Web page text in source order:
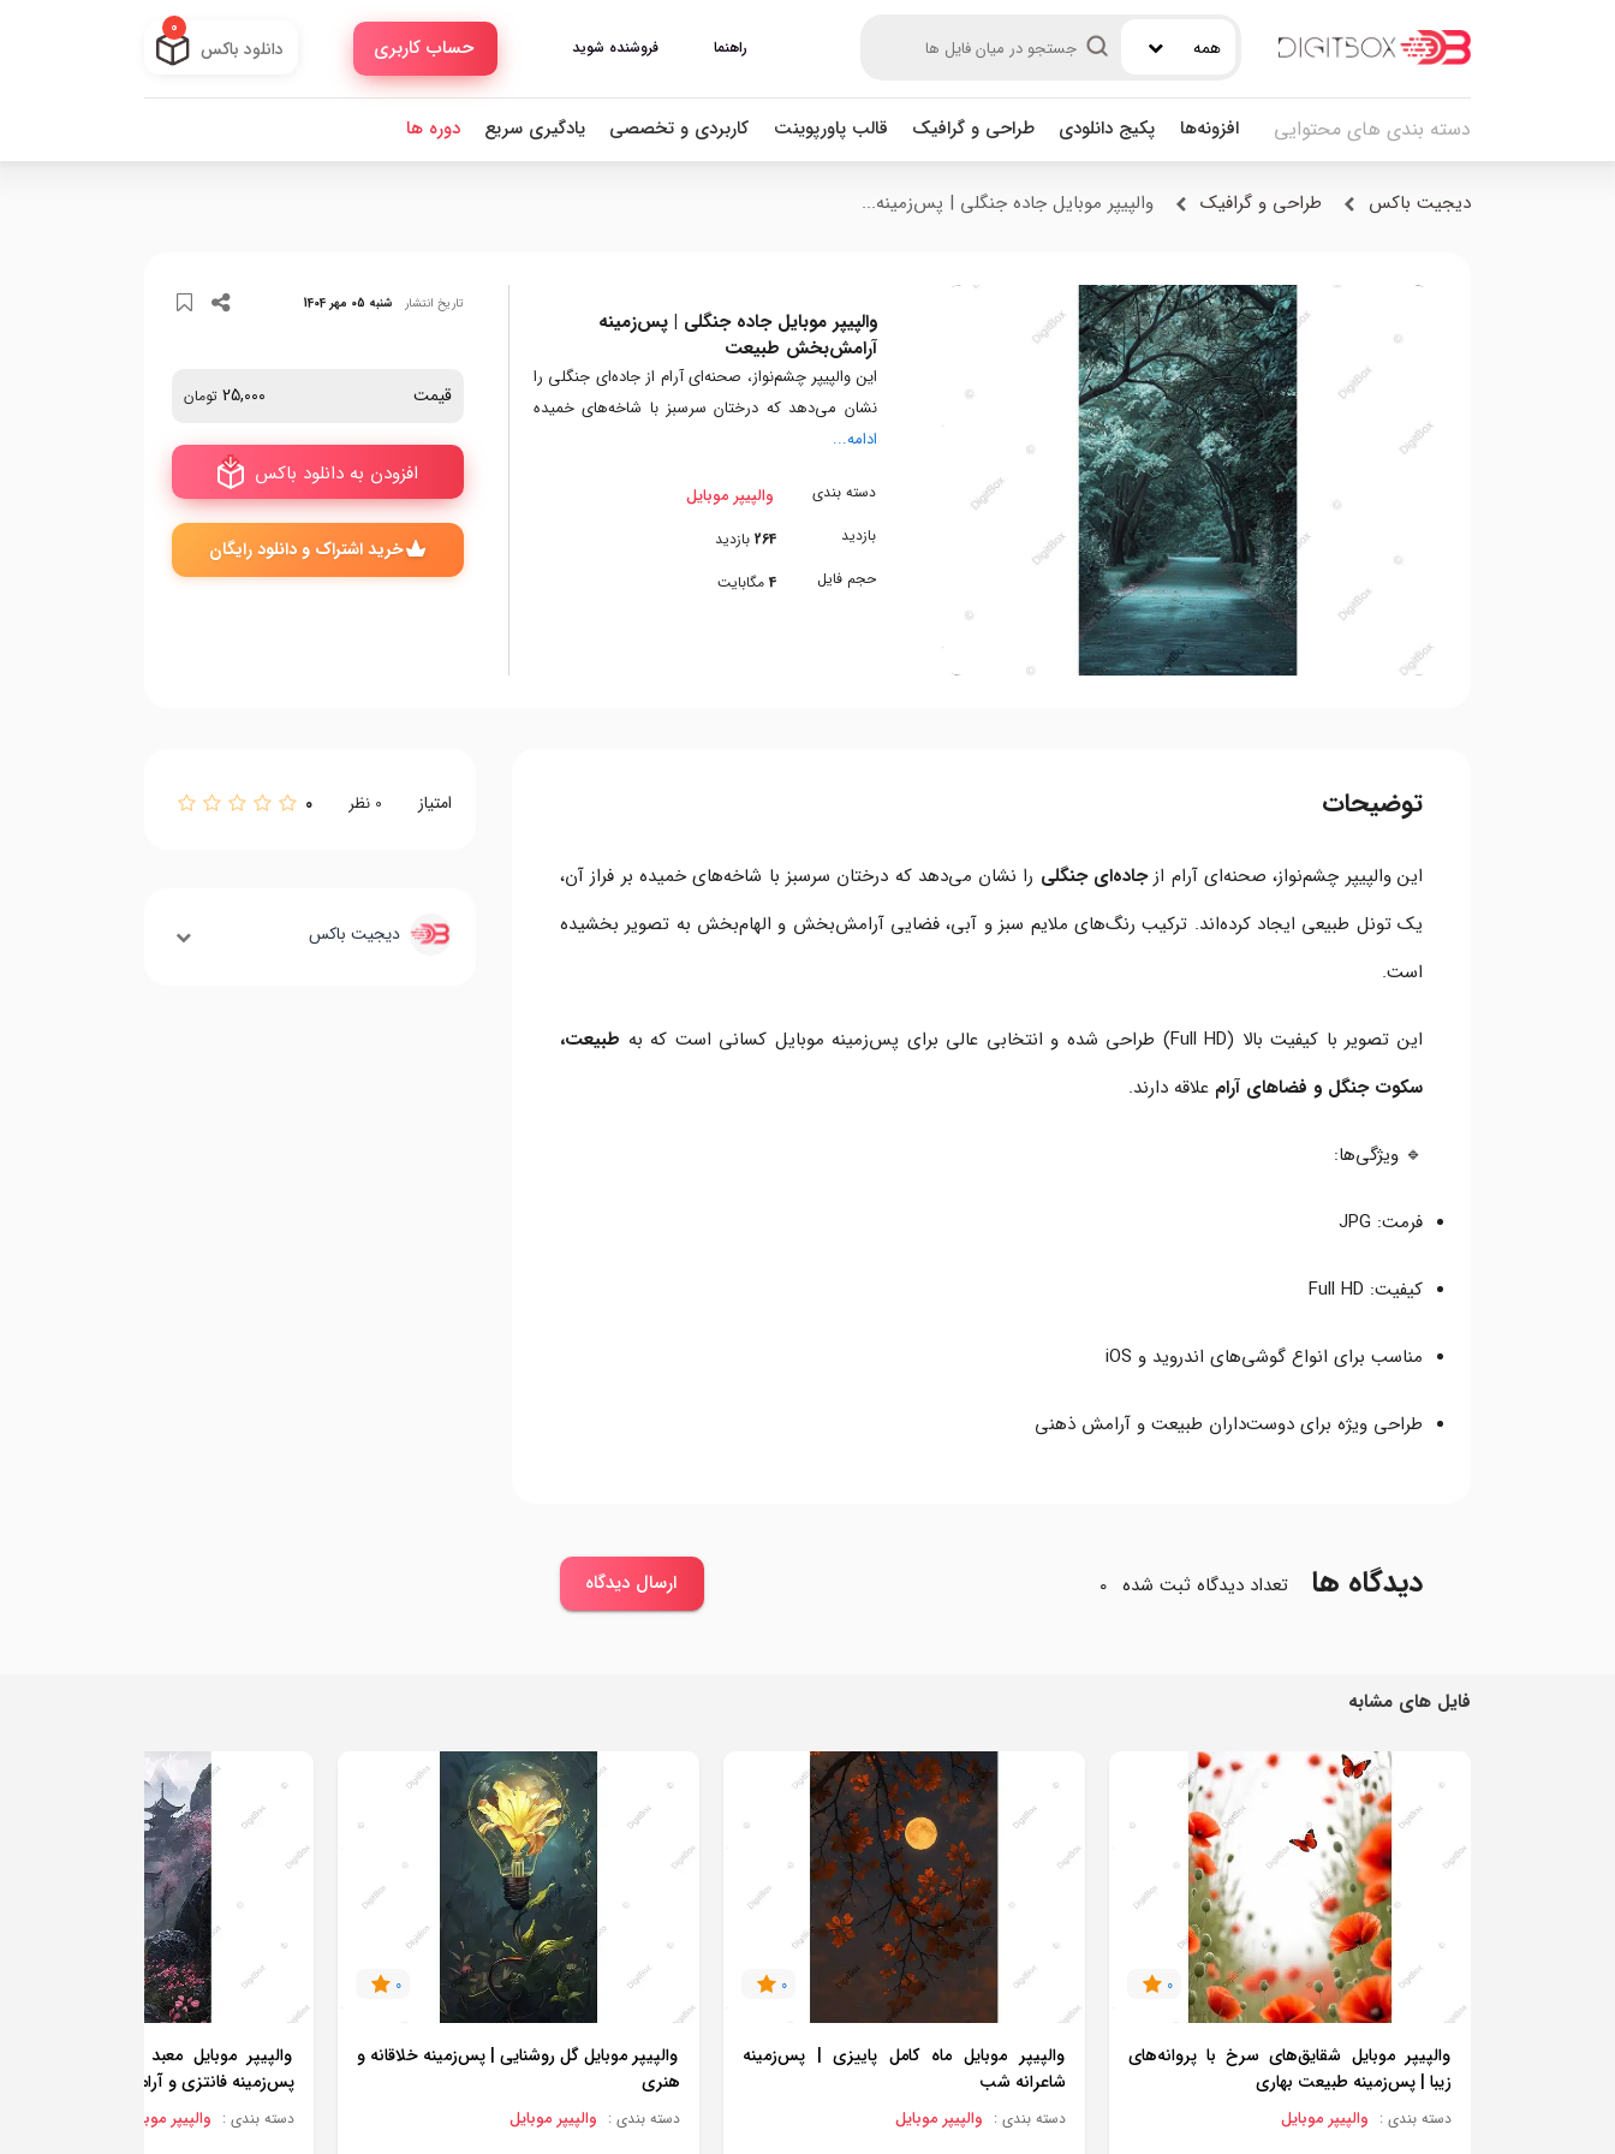
همه راهنما فروشنده شوید حساب کاربری دانلود باکس
0
دسته بندی های محتوایی افزونه‌ها پکیج دانلودی طراحی و گرافیک قالب پاورپوینت کاربردی و تخصصی یادگیری سریع دوره ها
دیجیت باکس طراحی و گرافیک والپیپر موبایل جاده جنگلی | پس‌زمینه...
والپیپر موبایل جاده جنگلی | پس‌زمینه
آرامش‌بخش طبیعت
این والپیپر چشم‌نواز، صحنه‌ای آرام از جاده‌ای جنگلی را
نشان می‌دهد که درختان سرسبز با شاخه‌های خمیده
ادامه...
دسته بندی
بازدید
حجم فایل
والپیپر موبایل
264 بازدید
4 مگابایت
تاریخ انتشار شنبه 05 مهر 1404
قیمت 25,000 تومان
افزودن به دانلود باکس
خرید اشتراک و دانلود رایگان
توضیحات
این والپیپر چشم‌نواز، صحنه‌ای آرام ازجاده‌ای جنگلی را نشان می‌دهد که درختان سرسبز با شاخه‌های خمیده بر فراز آن،
یک تونل طبیعی ایجاد کرده‌اند. ترکیب رنگ‌های ملایم سبز و آبی، فضایی آرامش‌بخش و الهام‌بخش به تصویر بخشیده
است.
این تصویر با کیفیت بالا (Full HD) طراحی شده و انتخابی عالی برای پس‌زمینه موبایل کسانی است که به
طبیعت،
سکوت جنگل و فضاهای آرام علاقه دارند.
🔹 ویژگی‌ها:
فرمت: JPG
کیفیت: Full HD
مناسب برای انواع گوشی‌های اندروید و iOS
طراحی ویژه برای دوست‌داران طبیعت و آرامش ذهنی
دیدگاه ها تعداد دیدگاه ثبت شده 0 ارسال دیدگاه
امتیاز 0 نظر 0
دیجیت باکس
فایل های مشابه
0
والپیپر موبایل شقایق‌های سرخ با پروانه‌های
زیبا | پس‌زمینه طبیعت بهاری
دسته بندی : والپیپر موبایل
0
والپیپر موبایل ماه کامل پاییزی | پس‌زمینه
شاعرانه شب
دسته بندی : والپیپر موبایل
0
والپیپر موبایل گل روشنایی | پس‌زمینه خلاقانه و
هنری
دسته بندی : والپیپر موبایل
والپیپر موبایل معبد شرقی میان
پس‌زمینه فانتزی و آرامش‌بخش
دسته بندی : والپیپر موبایل